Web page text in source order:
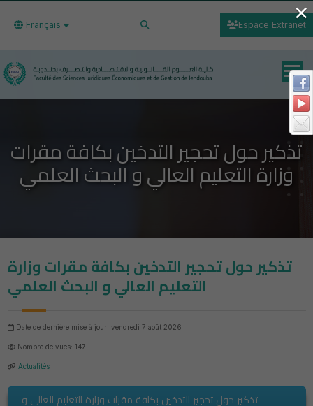
Français Espace Extranet
تذكير حول تحجير التدخين بكافة مقرات
وزارة التعليم العالي و البحث العلمي
تذكير حول تحجير التدخين بكافة مقرات وزارة
التعليم العالي و البحث العلمي
Date de dernière mise à jour: vendredi 7 août 2026
Nombre de vues: 147
Actualités
تذكير حول تحجير التدخين بكافة مقرات وزارة التعليم العالي و
×